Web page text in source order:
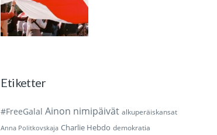
Etiketter
#FreeGalal Ainon nimipäivät alkuperäiskansat
Anna Politkovskaja Charlie Hebdo demokratia